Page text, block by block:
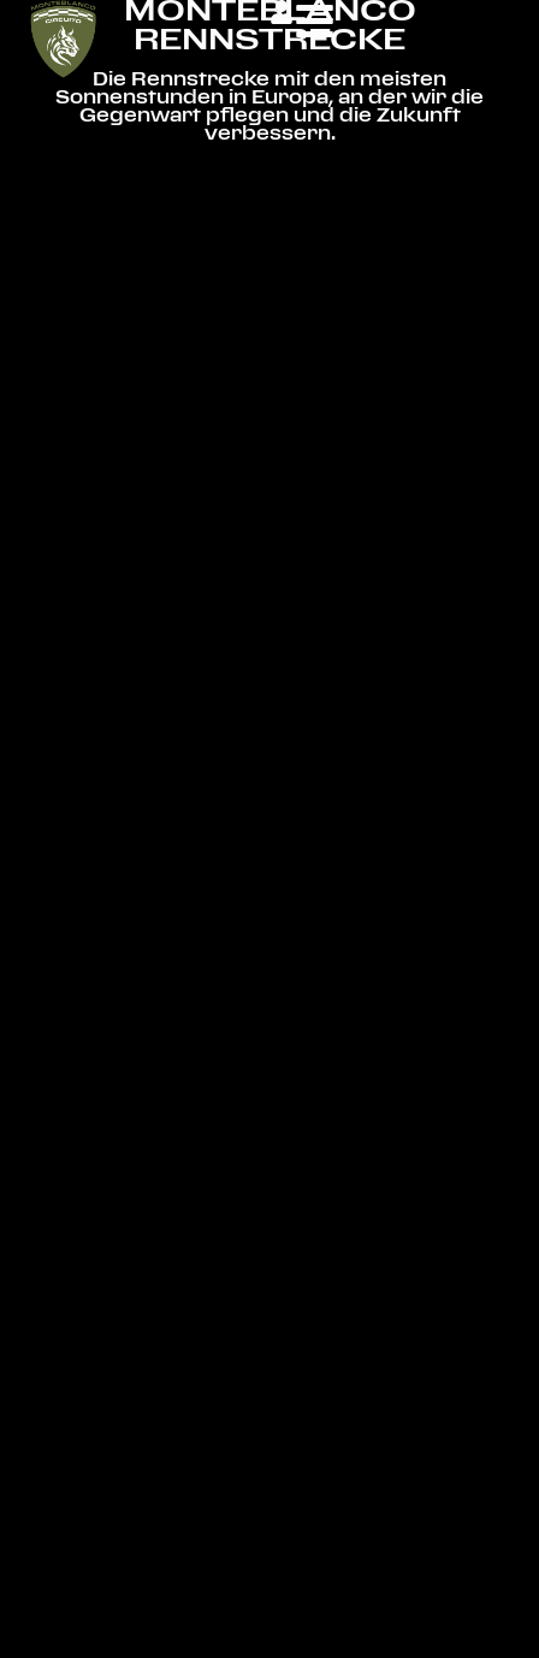
MONTEBLANCO
RENNSTRECKE
Die Rennstrecke mit den meisten
Sonnenstunden in Europa, an der wir die
Gegenwart pflegen und die Zukunft
verbessern.